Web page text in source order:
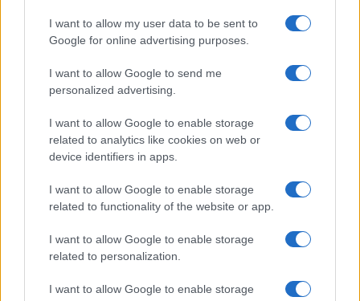
I want to allow my user data to be sent to
Google for online advertising purposes.
I want to allow Google to send me
personalized advertising.
I want to allow Google to enable storage
related to analytics like cookies on web or
device identifiers in apps.
I want to allow Google to enable storage
related to functionality of the website or app.
I want to allow Google to enable storage
related to personalization.
I want to allow Google to enable storage
BOSNA I HERCEGOVINA
Konaković razgovarao s predstavnicima sindikata
u oblasti zdravstva
Saznaj više